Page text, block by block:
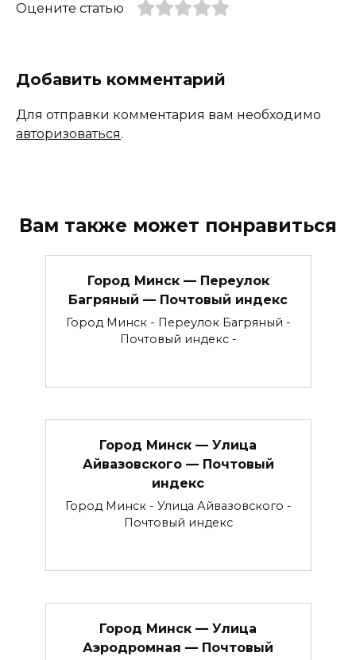
Оцените статью
Добавить комментарий
Для отправки комментария вам необходимо
авторизоваться.
Вам также может понравиться
Город Минск — Переулок
Багряный — Почтовый индекс
Город Минск - Переулок Багряный -
Почтовый индекс -
Город Минск — Улица
Айвазовского — Почтовый
индекс
Город Минск - Улица Айвазовского -
Почтовый индекс
Город Минск — Улица
Аэродромная — Почтовый